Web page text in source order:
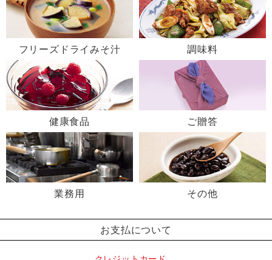
フリーズドライみそ汁 調味料
健康食品 ご贈答
業務用 その他
お支払について